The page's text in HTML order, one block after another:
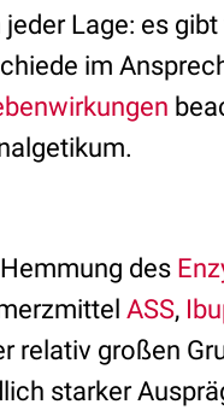
Lage: es
im
des
ASS,
relativ großen
starker